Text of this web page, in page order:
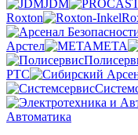
JDM
Roxton
Арстел
МЕТА
РТС
Автоматика